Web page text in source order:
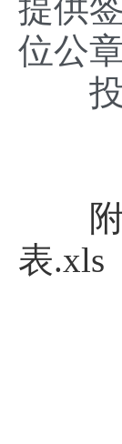
提供
位公章
投诉
表.xls